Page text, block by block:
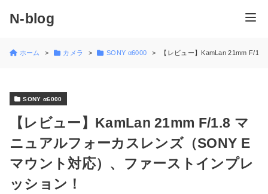
N-blog
ホーム カメラ SONY α6000 【レビュー】KamLan 21mm F/
SONY α6000
【レビュー】KamLan 21mm F/1.8 マ
ニュアルフォーカスレンズ（SONY E
マウント対応）、ファーストインプレ
ッション！